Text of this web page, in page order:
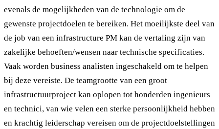
evenals de mogelijkheden van de technologie om de
gewenste projectdoelen te bereiken. Het moeilijkste deel van
de job van een infrastructure PM kan de vertaling zijn van
zakelijke behoeften/wensen naar technische specificaties.
Vaak worden business analisten ingeschakeld om te helpen
bij deze vereiste. De teamgrootte van een groot
infrastructuurproject kan oplopen tot honderden ingenieurs
en technici, van wie velen een sterke persoonlijkheid hebben
en krachtig leiderschap vereisen om de projectdoelstellingen